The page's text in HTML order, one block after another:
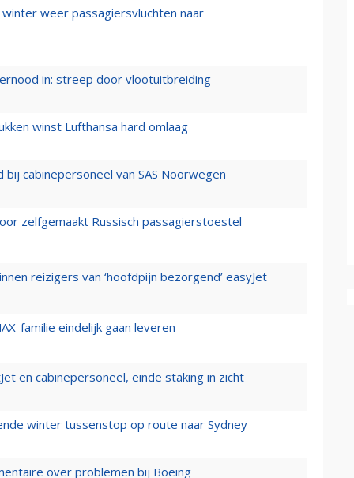
weer passagiersvluchten naar
in: streep door vlootuitbreiding
winst Lufthansa hard omlaag
cabinepersoneel van SAS Noorwegen
zelfgemaakt Russisch passagierstoestel
reizigers van ‘hoofdpijn bezorgend’ easyJet
familie eindelijk gaan leveren
en cabinepersoneel, einde staking in zicht
winter tussenstop op route naar Sydney
over problemen bij Boeing